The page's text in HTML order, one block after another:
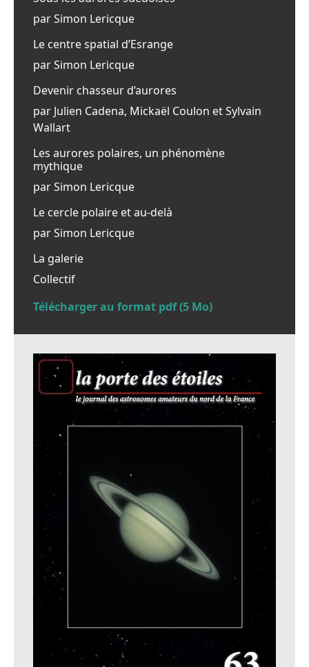
par Simon Lericque
Le centre spatial d’Esrange
par Simon Lericque
Devenir chasseur d’aurores
par Julien Cadena, Mickaël Coulon et Sylvain
Wallart
Les aurores polaires, un phénomène
mythique
par Simon Lericque
Le cercle polaire et au-delà
par Simon Lericque
La galerie
Collectif
Télécharger au format pdf (5 Mo)